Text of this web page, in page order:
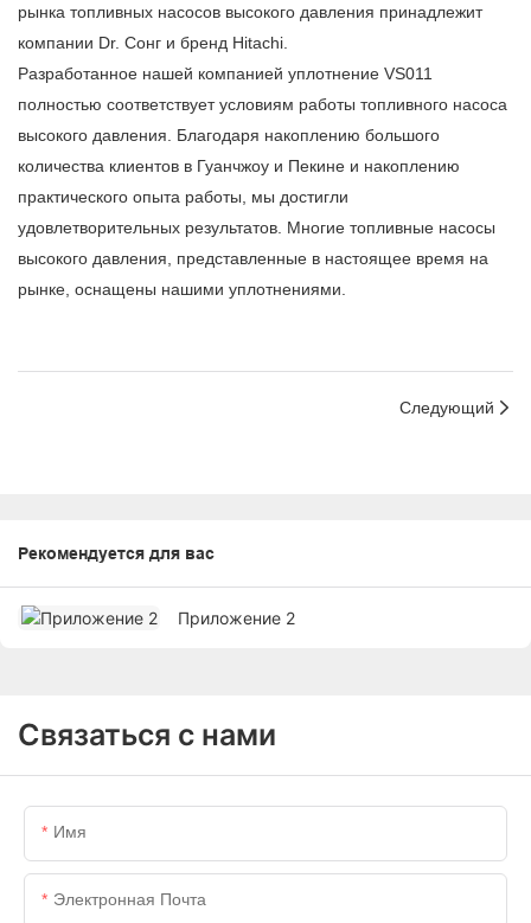
рынка топливных насосов высокого давления принадлежит
компании Dr. Сонг и бренд Hitachi.
Разработанное нашей компанией уплотнение VS011
полностью соответствует условиям работы топливного насоса
высокого давления. Благодаря накоплению большого
количества клиентов в Гуанчжоу и Пекине и накоплению
практического опыта работы, мы достигли
удовлетворительных результатов. Многие топливные насосы
высокого давления, представленные в настоящее время на
рынке, оснащены нашими уплотнениями.
Следующий
Рекомендуется для вас
Приложение 2
Связаться с нами
Имя
Электронная Почта